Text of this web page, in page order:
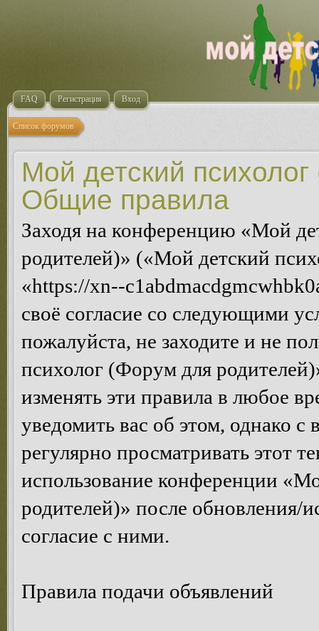
FAQ Регистрация Вход
Список форумов
Мой детский
Общие правила
Заходя на конференцию «Мой
родителей)» («Мой детский
«https://xn--
своё согласие со следующими
пожалуйста, не заходите и не
психолог (Форум для
изменять эти правила в любое
уведомить вас об этом, однако
регулярно просматривать этот
использование конференции
родителей)» после обновления/
согласие с ними.
Правила подачи объявлений